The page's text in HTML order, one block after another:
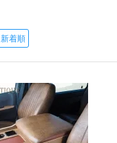
新着順